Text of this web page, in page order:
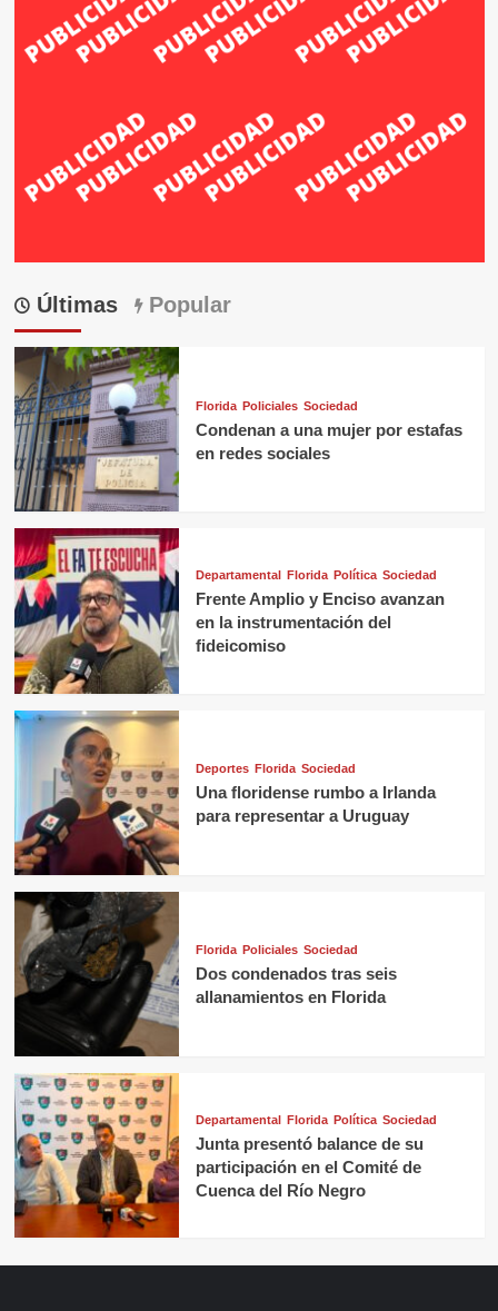
Últimas Popular
Florida Policiales Sociedad
Condenan a una mujer por estafas
en redes sociales
Departamental Florida Política Sociedad
Frente Amplio y Enciso avanzan
en la instrumentación del
fideicomiso
Deportes Florida Sociedad
Una floridense rumbo a Irlanda
para representar a Uruguay
Florida Policiales Sociedad
Dos condenados tras seis
allanamientos en Florida
Departamental Florida Política Sociedad
Junta presentó balance de su
participación en el Comité de
Cuenca del Río Negro